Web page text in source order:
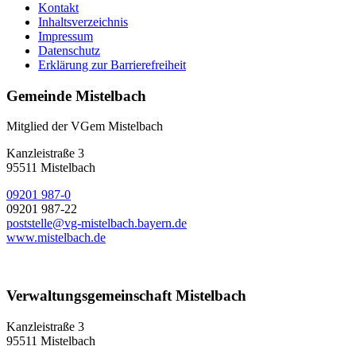
Kontakt
Inhaltsverzeichnis
Impressum
Datenschutz
Erklärung zur Barrierefreiheit
Gemeinde Mistelbach
Mitglied der VGem Mistelbach
Kanzleistraße 3
95511 Mistelbach
09201 987-0
09201 987-22
poststelle@vg-mistelbach.bayern.de
www.mistelbach.de
Verwaltungsgemeinschaft Mistelbach
Kanzleistraße 3
95511 Mistelbach